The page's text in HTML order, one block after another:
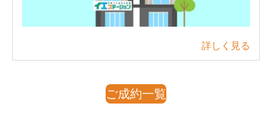
詳しく見る
ご成約一覧